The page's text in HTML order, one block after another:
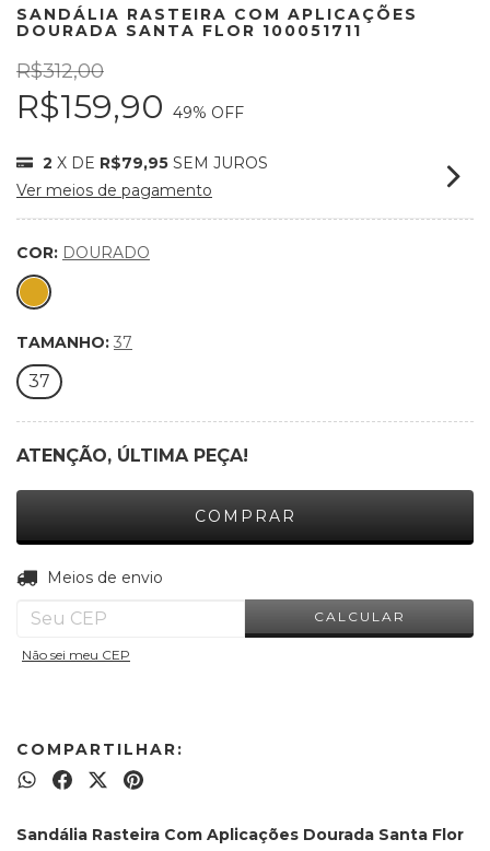
SANDÁLIA RASTEIRA COM APLICAÇÕES
DOURADA SANTA FLOR 100051711
R$312,00
R$159,90 49% OFF
2 X DE R$79,95 SEM JUROS
Ver meios de pagamento
COR: DOURADO
TAMANHO: 37
37
ATENÇÃO, ÚLTIMA PEÇA!
Entregas para o CEP:
Meios de envio
CALCULAR
Não sei meu CEP
COMPARTILHAR:
Sandália Rasteira Com Aplicações Dourada Santa Flor